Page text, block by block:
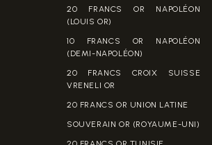
20 FRANCS OR NAPOLÉON
(LOUIS OR)
10 FRANCS OR NAPOLÉON
(DEMI-NAPOLÉON)
20 FRANCS CROIX SUISSE
VRENELI OR
20 FRANCS OR UNION LATINE
SOUVERAIN OR (ROYAUME-UNI)